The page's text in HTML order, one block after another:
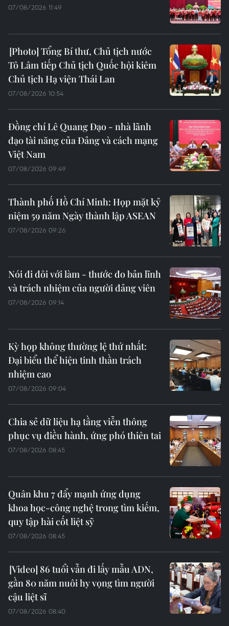
07/08/2026 11:49
Tổng Bí thư, Chủ tịch nước
Tô Lâm tiếp Chủ tịch Quốc hội kiêm
Chủ tịch Hạ viện Thái Lan
07/08/2026 10:54
Đồng chí Lê Quang Đạo - nhà lãnh
đạo tài năng của Đảng và cách mạng
Việt Nam
07/08/2026 09:49
Thành phố Hồ Chí Minh: Họp mặt kỷ
niệm 59 năm Ngày thành lập ASEAN
07/08/2026 09:26
Nói đi đôi với làm - thước đo bản lĩnh
và trách nhiệm của người đảng viên
07/08/2026 09:14
Kỳ họp không thường lệ thứ nhất:
Đại biểu thể hiện tinh thần trách
nhiệm cao
07/08/2026 09:04
Chia sẻ dữ liệu hạ tầng viễn thông
phục vụ điều hành, ứng phó thiên tai
07/08/2026 08:45
Quân khu 7 đẩy mạnh ứng dụng
khoa học-công nghệ trong tìm kiếm,
quy tập hài cốt liệt sỹ
07/08/2026 08:45
86 tuổi vẫn đi lấy mẫu ADN,
gần 80 năm nuôi hy vọng tìm người
cậu liệt sĩ
07/08/2026 08:40